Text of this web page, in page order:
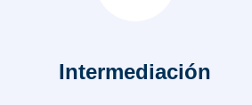
Intermediación